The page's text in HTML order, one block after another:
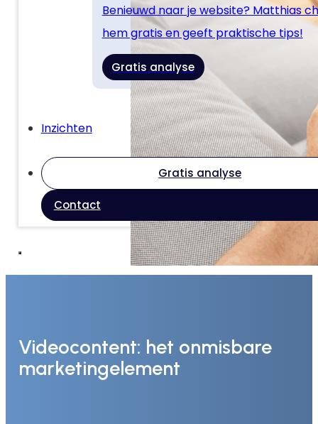
Benieuwd naar je website? Matthias
hem gratis en geeft praktische tips!
Gratis analyse
Inzichten
Gratis analyse
Contact
Videocontent: het onmisbare
marketingelement